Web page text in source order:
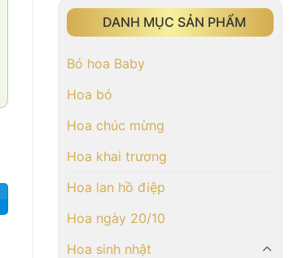
DANH MỤC SẢN PHẨM
Bó hoa Baby
Hoa bó
Hoa chúc mừng
Hoa khai trương
Hoa lan hồ điệp
Hoa ngày 20/10
Hoa sinh nhật